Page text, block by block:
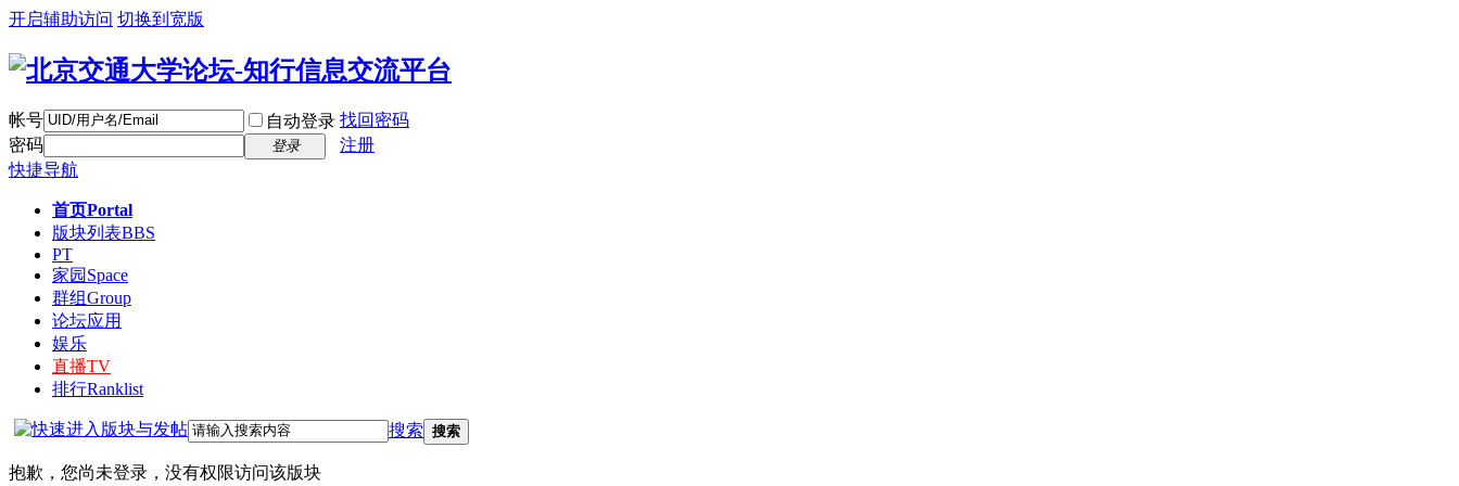
开启辅助访问 切换到宽版
帐号 自动登录 找回密码
密码
登录
注册
快捷导航
首页Portal
版块列表BBS
PT
家园 Space
群组Group
论坛应用
娱乐
直播TV
排行Ranklist
搜索 搜索
抱歉，您尚未登录，没有权限访问该版块